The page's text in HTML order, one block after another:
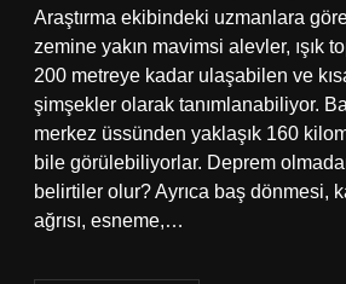
Araştırma ekibindeki uzmanlara göre
zemine yakın mavimsi alevler, ışık
200 metreye kadar ulaşabilen ve
şimşekler olarak tanımlanabiliyor.
merkez üssünden yaklaşık 160
bile görülebiliyorlar. Deprem
belirtiler olur? Ayrıca baş dönmesi,
ağrısı, esneme,…